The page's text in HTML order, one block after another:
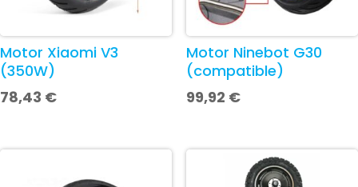
Motor Xiaomi V3
(350W)
78,43 €
Motor Ninebot G30
(compatible)
99,92 €